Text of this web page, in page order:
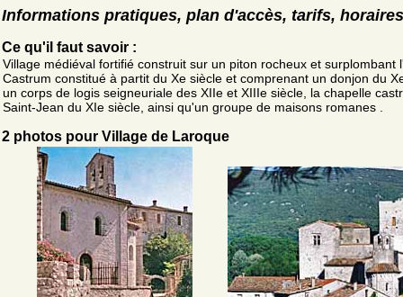
Informations pratiques, plan d'accès, tarifs, horaires
Ce qu'il faut savoir :
Village médiéval fortifié construit sur un piton rocheux et surplombant
Castrum constitué à partit du Xe siècle et comprenant un donjon du
un corps de logis seigneuriale des XIIe et XIIIe siècle, la chapelle
Saint-Jean du XIe siècle, ainsi qu'un groupe de maisons romanes .
2 photos pour Village de Laroque